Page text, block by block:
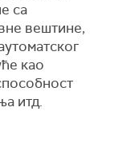
са
вештине,
као
итд.